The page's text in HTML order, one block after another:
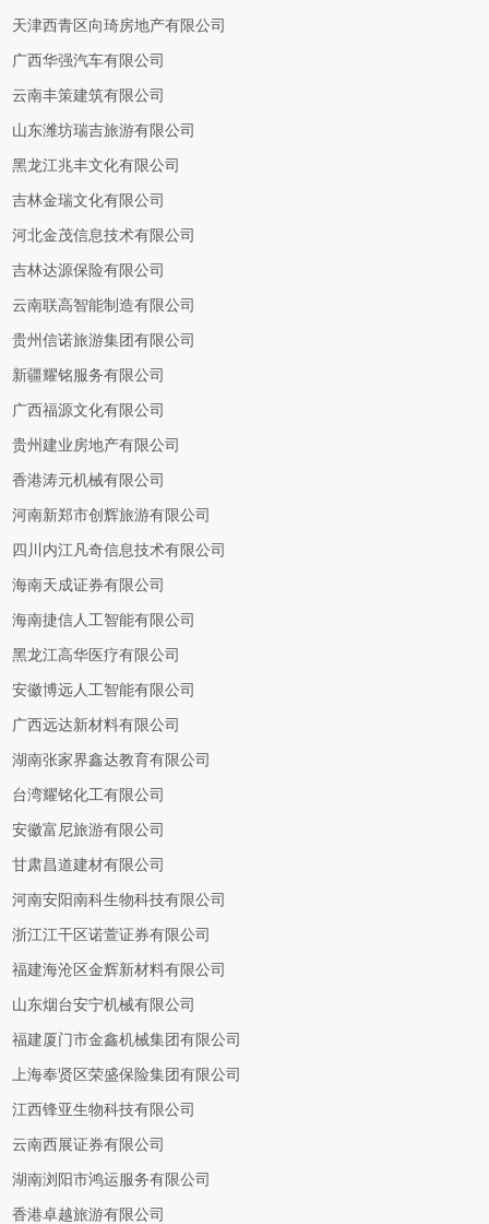
天津西青区向琦房地产有限公司
广西华强汽车有限公司
云南丰策建筑有限公司
山东潍坊瑞吉旅游有限公司
黑龙江兆丰文化有限公司
吉林金瑞文化有限公司
河北金茂信息技术有限公司
吉林达源保险有限公司
云南联高智能制造有限公司
贵州信诺旅游集团有限公司
新疆耀铭服务有限公司
广西福源文化有限公司
贵州建业房地产有限公司
香港涛元机械有限公司
河南新郑市创辉旅游有限公司
四川内江凡奇信息技术有限公司
海南天成证券有限公司
海南捷信人工智能有限公司
黑龙江高华医疗有限公司
安徽博远人工智能有限公司
广西远达新材料有限公司
湖南张家界鑫达教育有限公司
台湾耀铭化工有限公司
安徽富尼旅游有限公司
甘肃昌道建材有限公司
河南安阳南科生物科技有限公司
浙江江干区诺萱证券有限公司
福建海沧区金辉新材料有限公司
山东烟台安宁机械有限公司
福建厦门市金鑫机械集团有限公司
上海奉贤区荣盛保险集团有限公司
江西锋亚生物科技有限公司
云南西展证券有限公司
湖南浏阳市鸿运服务有限公司
香港卓越旅游有限公司